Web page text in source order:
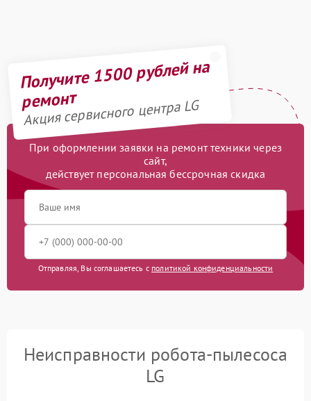
Получите 1500 рублей на
ремонт
Акция сервисного центра LG
При оформлении заявки на ремонт техники через
сайт,
действует персональная бессрочная скидка
Отправляя, Вы соглашаетесь с политикой конфиденциальности
Неисправности робота-пылесоса
LG